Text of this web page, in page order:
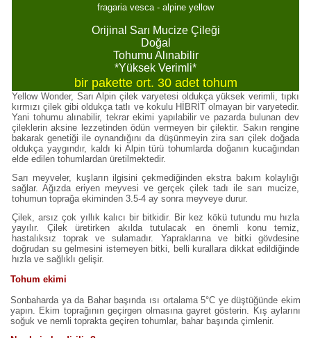
fragaria vesca - alpine yellow
Orijinal Sarı Mucize Çileği
Doğal
Tohumu Alınabilir
*Yüksek Verimli*
bir pakette ort. 30 adet tohum
Yellow Wonder, Sarı Alpin çilek varyetesi oldukça yüksek verimli, tıpkı
kırmızı çilek gibi oldukça tatlı ve kokulu HİBRİT olmayan bir varyetedir.
Yani tohumu alınabilir, tekrar ekimi yapılabilir ve pazarda bulunan dev
çileklerin aksine lezzetinden ödün vermeyen bir çilektir. Sakın rengine
bakarak genetiği ile oynandığını da düşünmeyin zira sarı çilek doğada
oldukça yaygındır, kaldı ki Alpin türü tohumlarda doğanın kucağından
elde edilen tohumlardan üretilmektedir.
Sarı meyveler, kuşların ilgisini çekmediğinden ekstra bakım kolaylığı
sağlar. Ağızda eriyen meyvesi ve gerçek çilek tadı ile sarı mucize,
tohumun toprağa ekiminden 3.5-4 ay sonra meyveye durur.
Çilek, arsız çok yıllık kalıcı bir bitkidir. Bir kez kökü tutundu mu hızla
yayılır. Çilek üretirken akılda tutulacak en önemli konu temiz,
hastalıksız toprak ve sulamadır. Yapraklarına ve bitki gövdesine
doğrudan su gelmesini istemeyen bitki, belli kurallara dikkat edildiğinde
hızla ve sağlıklı gelişir.
Tohum ekimi
Sonbaharda ya da Bahar başında ısı ortalama 5°C ye düştüğünde ekim
yapın. Ekim toprağının geçirgen olmasına gayret gösterin. Kış aylarını
soğuk ve nemli toprakta geçiren tohumlar, bahar başında çimlenir.